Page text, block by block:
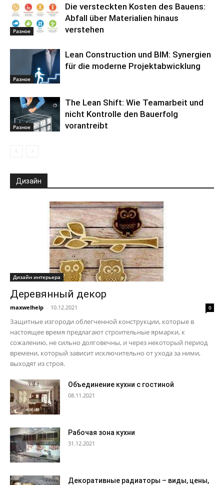
Разное
Die versteckten Kosten des Bauens:
Abfall über Materialien hinaus
verstehen
Разное
Lean Construction und BIM: Synergien
für die moderne Projektabwicklung
Разное
The Lean Shift: Wie Teamarbeit und
nicht Kontrolle den Bauerfolg
vorantreibt
Дизайн
Дизайн интерьера
Деревянный декор
maxwelhelp - 10.12.2021 0
Защитные изгороди облегченной конструкции, которые в
настоящее время предлагают строительные ярмарки, к
сожалению, не сильно долговечны, и через некоторый период
времени, который зависит исключительно от ухода за ними,
выходят из строя.
Объединение кухни с гостиной
08.11.2021
Рабочая зона кухни
31.12.2021
Декоративные радиаторы – виды, цены,